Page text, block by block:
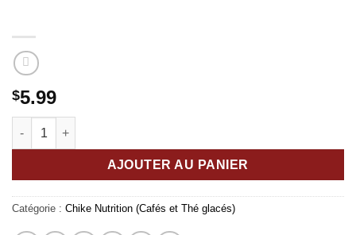
$5.99
quantité de Café glacé Triple Shot Expresso et crème
AJOUTER AU PANIER
Catégorie : Chike Nutrition (Cafés et Thé glacés)